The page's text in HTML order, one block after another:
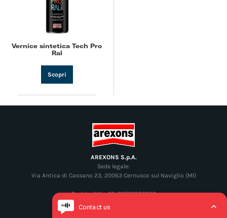
Vernice sintetica Tech Pro
Ral
Scopri
AREXONS S.p.A.
Sede legale:
Via Antica di Cassano 23, 20063 Cernusco sul Naviglio (MI)
Partita IVA e CF: 09728360968